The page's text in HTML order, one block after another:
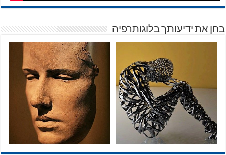
בחן את ידיעותך בלוגותרפיה